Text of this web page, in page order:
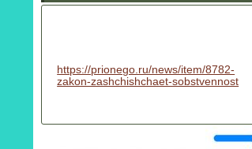
https://prionego.ru/news/item/8782-
zakon-zashchishchaet-sobstvennost